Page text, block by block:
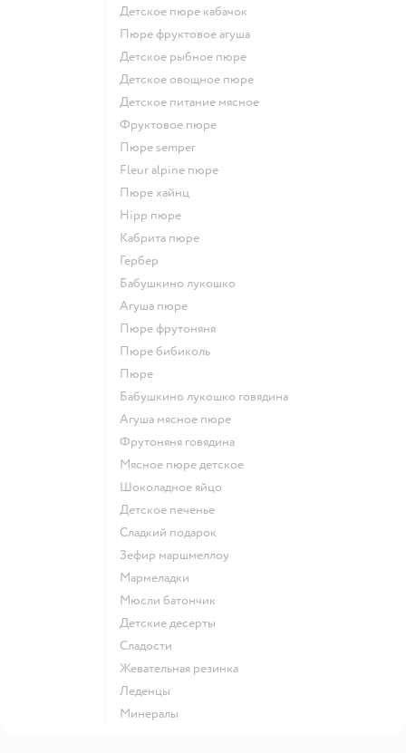
детское пюре кабачок
пюре фруктовое агуша
детское рыбное пюре
детское овощное пюре
детское питание мясное
фруктовое пюре
пюре semper
fleur alpine пюре
пюре хайнц
hipp пюре
кабрита пюре
гербер
бабушкино лукошко
агуша пюре
пюре фрутоняня
пюре бибиколь
пюре
бабушкино лукошко говядина
агуша мясное пюре
фрутоняня говядина
мясное пюре детское
шоколадное яйцо
детское печенье
сладкий подарок
зефир маршмеллоу
мармеладки
мюсли батончик
детские десерты
сладости
жевательная резинка
леденцы
Минералы